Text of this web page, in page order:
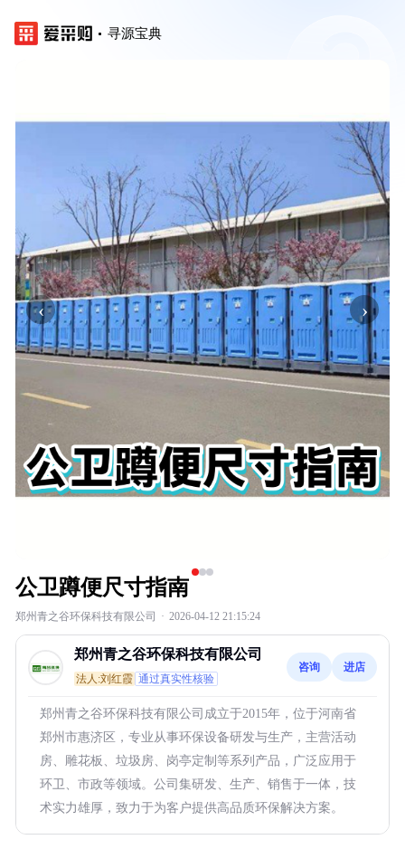
寻源宝典
‹ ›
公卫蹲便尺寸指南
郑州青之谷环保科技有限公司 · 2026-04-12 21:15:24
郑州青之谷环保科技有限公司
法人:刘红霞 通过真实性核验
咨询 进店
郑州青之谷环保科技有限公司成立于2015年，位于河南省
郑州市惠济区，专业从事环保设备研发与生产，主营活动
房、雕花板、垃圾房、岗亭定制等系列产品，广泛应用于
环卫、市政等领域。公司集研发、生产、销售于一体，技
术实力雄厚，致力于为客户提供高品质环保解决方案。